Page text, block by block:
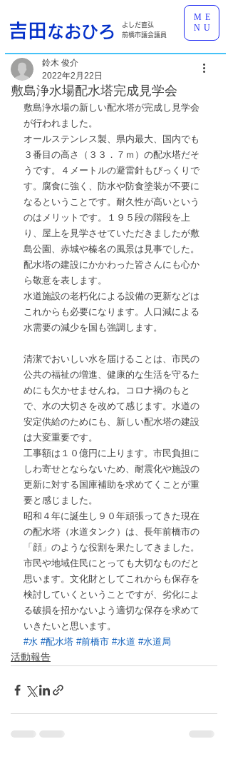
ME
NU
吉田 なおひろ
よしだ直弘
前橋市議会議員
敷島浄水場配水塔完成見学会
鈴木 俊介
2022年2月22日
敷島浄水場の新しい配水塔が完成し見学会
が行われました。
オールステンレス製、県内最大、国内でも
３番目の高さ（３３．７ｍ）の配水塔だそ
うです。４メートルの避雷針もびっくりで
す。腐食に強く、防水や防食塗装が不要に
なるということです。耐久性が高いという
のはメリットです。１９５段の階段を上
り、屋上を見学させていただきましたが敷
島公園、赤城や榛名の風景は見事でした。
配水塔の建設にかかわった皆さんにも心か
ら敬意を表します。
水道施設の老朽化による設備の更新などは
これからも必要になります。人口減による
水需要の減少を国も強調します。
清潔でおいしい水を届けることは、市民の
公共の福祉の増進、健康的な生活を守るた
めにも欠かせませんね。コロナ禍のもと
で、水の大切さを改めて感じます。水道の
安定供給のためにも、新しい配水塔の建設
は大変重要です。
工事額は１０億円に上ります。市民負担に
しわ寄せとならないため、耐震化や施設の
更新に対する国庫補助を求めてくことが重
要と感じました。
昭和４年に誕生し９０年頑張ってきた現在
の配水塔（水道タンク）は、長年前橋市の
「顔」のような役割を果たしてきました。
市民や地域住民にとっても大切なものだと
思います。文化財としてこれからも保存を
検討していくということですが、劣化によ
る破損を招かないよう適切な保存を求めて
いきたいと思います。
#水 #配水塔 #前橋市 #水道 #水道局
活動報告